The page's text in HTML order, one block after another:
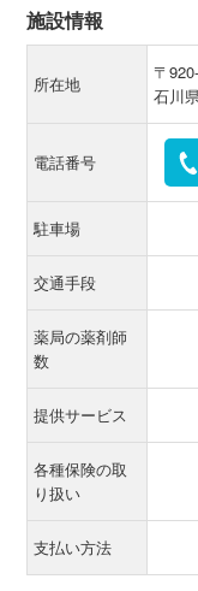
施設情報
所在地
〒
石川
電話番号
駐車場
交通手段
薬局の薬剤師
数
提供サービス
各種保険の取
り扱い
支払い方法